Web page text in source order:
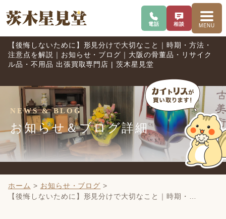
電話で問い合わせ
電話 査定を相談
相談 MENUメニ
【後悔しないために】形見分けで大切なこと｜時期・方法・
注意点を解説｜お知らせ・ブログ｜大阪の骨董品・リサイク
ル品・不用品 出張買取専門店 | 茨木星見堂
NEWS & BLOG
お知らせ＆ブログ詳細
ホーム > お知らせ・ブログ >
【後悔しないために】形見分けで大切なこと｜時期・…